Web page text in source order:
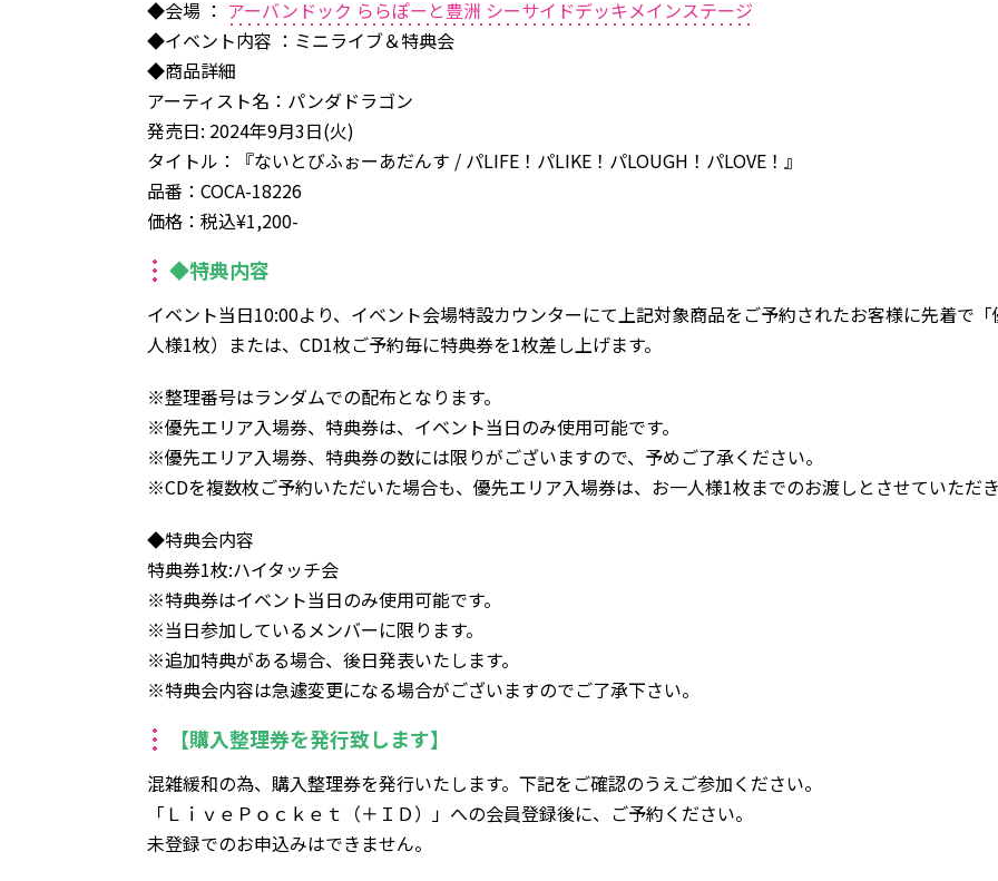
◆会場 ： アーバンドック ららぽーと豊洲 シーサイドデッキメインステージ
◆イベント内容 ：ミニライブ＆特典会
◆商品詳細
アーティスト名：パンダドラゴン
発売日: 2024年9月3日(火)
タイトル：『ないとびふぉーあだんす / パLIFE！パLIKE！パLOUGH！パLOVE！』
品番：COCA-18226
価格：税込¥1,200-
◆特典内容
イベント当日10:00より、イベント会場特設カウンターにて上記対象商品をご予約されたお客様に先着で
人様1枚）または、CD1枚ご予約毎に特典券を1枚差し上げます。
※整理番号はランダムでの配布となります。
※優先エリア入場券、特典券は、イベント当日のみ使用可能です。
※優先エリア入場券、特典券の数には限りがございますので、予めご了承ください。
※CDを複数枚ご予約いただいた場合も、優先エリア入場券は、お一人様1枚までのお渡しとさせていただ
◆特典会内容
特典券1枚:ハイタッチ会
※特典券はイベント当日のみ使用可能です。
※当日参加しているメンバーに限ります。
※追加特典がある場合、後日発表いたします。
※特典会内容は急遽変更になる場合がございますのでご了承下さい。
【購入整理券を発行致します】
混雑緩和の為、購入整理券を発行いたします。下記をご確認のうえご参加ください。
「ＬｉｖｅＰｏｃｋｅｔ（＋ＩＤ）」への会員登録後に、ご予約ください。
未登録でのお申込みはできません。